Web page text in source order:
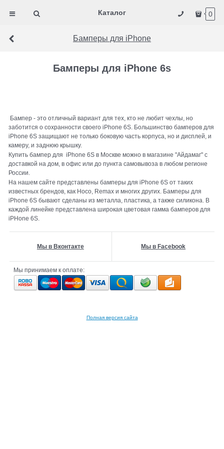
Каталог 0
Бамперы для iPhone
Бамперы для iPhone 6s
Бампер - это отличный вариант для тех, кто не любит чехлы, но
заботится о сохранности своего iPhone 6S. Большинство бамперов для
iPhone 6S защищают не только боковую часть корпуса, но и дисплей, и
камеру, и заднюю крышку.
Купить бампер для iPhone 6S в Москве можно в магазине "Айдамаг" с
доставкой на дом, в офис или до пункта самовывоза в любом регионе
России.
На нашем сайте представлены бамперы для iPhone 6S от таких
известных брендов, как Hoco, Remax и многих других. Бамперы для
iPhone 6S бывают сделаны из металла, пластика, а также силикона. В
каждой линейке представлена широкая цветовая гамма бамперов для
iPHone 6S.
Мы в Вконтакте Мы в Facebook
Мы принимаем к оплате:
Полная версия сайта